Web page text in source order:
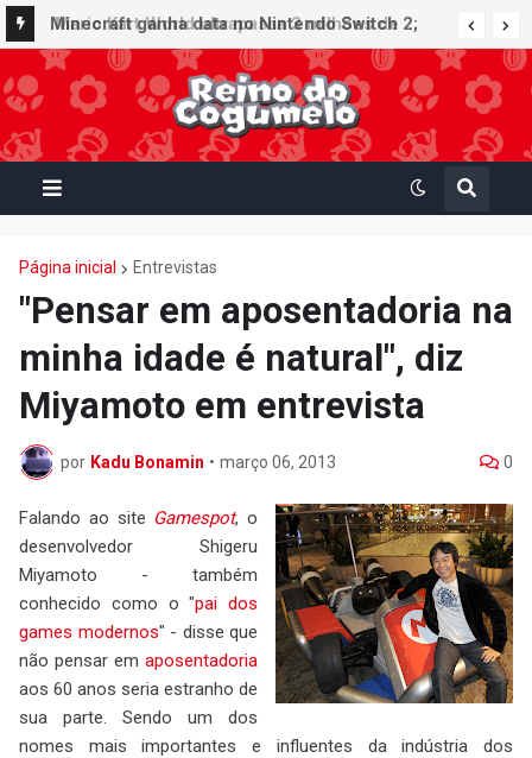
Minecraft ganha data no Nintendo Switch 2;
Super Mario Mash-Up receberá atualização
gráfica exclusiva
Página inicial Entrevistas
"Pensar em aposentadoria na
minha idade é natural", diz
Miyamoto em entrevista
por Kadu Bonamin • março 06, 2013 0
Falando ao site Gamespot, o
desenvolvedor Shigeru
Miyamoto - também
conhecido como o "pai dos
games modernos" - disse que
não pensar em aposentadoria
aos 60 anos seria estranho de
sua parte. Sendo um dos
nomes mais importantes e influentes da indústria dos